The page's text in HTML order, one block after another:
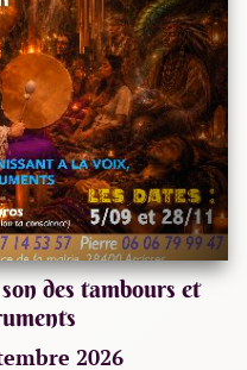
des tambours et
2026